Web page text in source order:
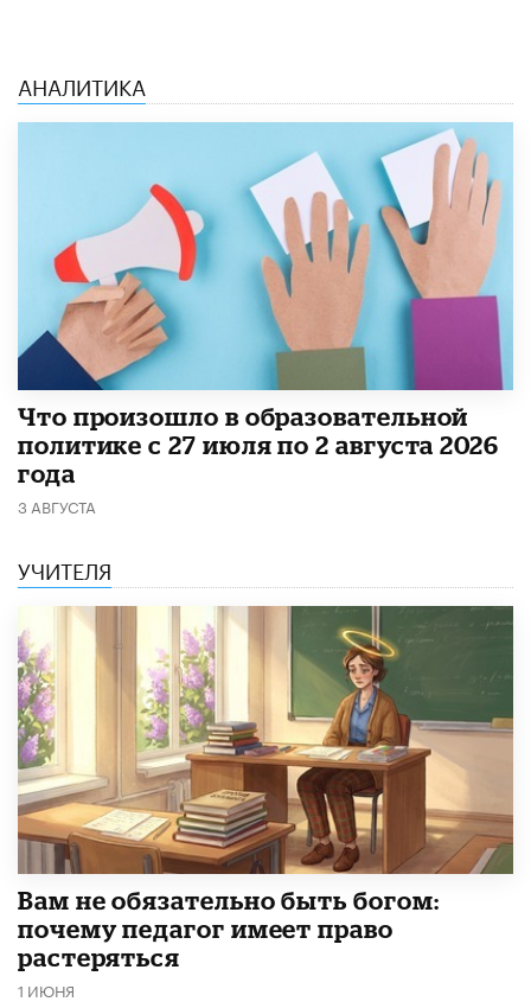
АНАЛИТИКА
​Что произошло в образовательной
политике с 27 июля по 2 августа 2026
года
3 АВГУСТА
УЧИТЕЛЯ
​Вам не обязательно быть богом:
почему педагог имеет право
растеряться
1 ИЮНЯ